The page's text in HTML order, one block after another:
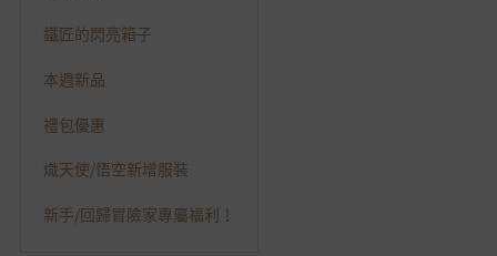
鐵匠的閃亮箱子
本週新品
禮包優惠
熾天使/悟空新增服裝
新手/回歸冒險家專屬福利！